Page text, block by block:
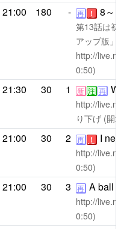
21:00 180 - 再 ！ 8～
第13話は
アップ版」
http://
0:50)
21:30 30 1 新 注 再
http://
り下げ (開
21:00 30 2 再 ！ I
http://
0:50)
21:00 30 3 再 A ball
http://
0:50)